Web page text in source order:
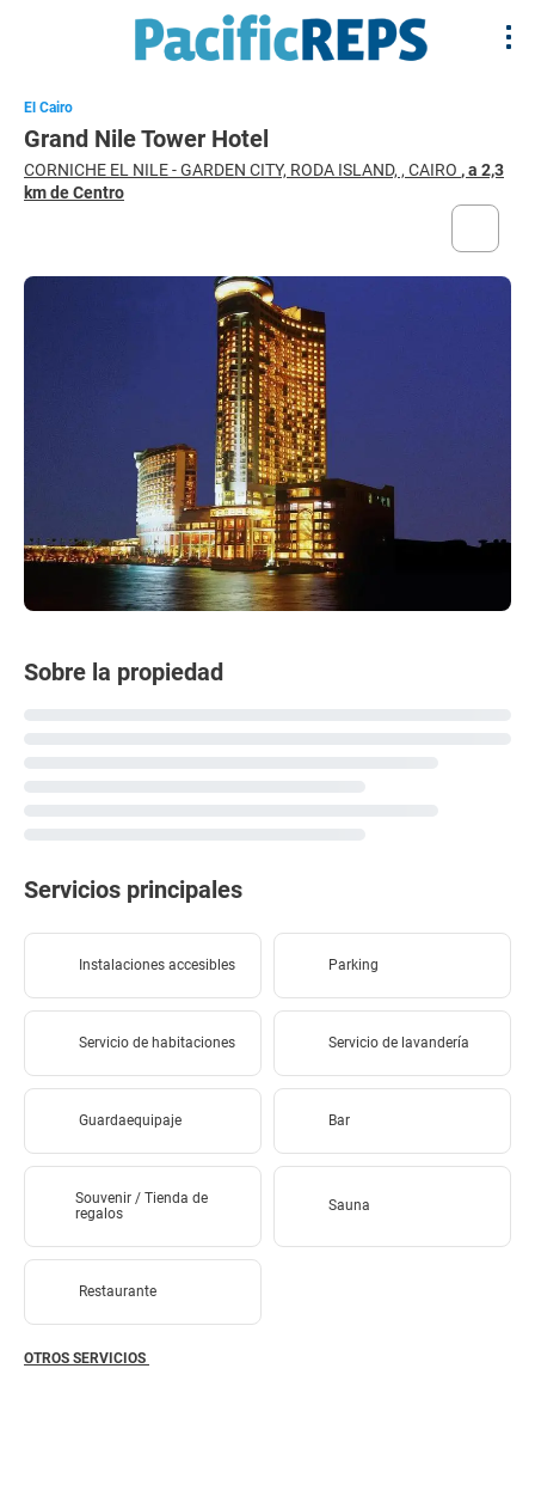
El Cairo
Grand Nile Tower Hotel
CORNICHE EL NILE - GARDEN CITY, RODA ISLAND, , CAIRO , a 2,3
km de Centro
Sobre la propiedad
Servicios principales
Instalaciones accesibles Parking
Servicio de habitaciones Servicio de lavandería
Guardaequipaje Bar
Souvenir / Tienda de
regalos
Sauna
Restaurante
OTROS SERVICIOS